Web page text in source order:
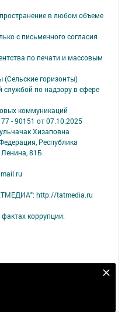
в любом объеме
с письменного согласия
по печати и массовым
горизонты)
по надзору в сфере
коммуникаций
- 90151 от 07.10.2025
Хизаповна
Республика
81Б
http://tatmedia.ru
коррупции:
для персонализации сервисов и
в настройках браузера.